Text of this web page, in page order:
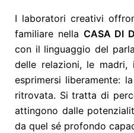
I laboratori creativi
familiare nella CASA DI
con il linguaggio del
delle relazioni, le
esprimersi liberamente:
ritrovata. Si tratta di
attingono dalle
da quel sé profondo